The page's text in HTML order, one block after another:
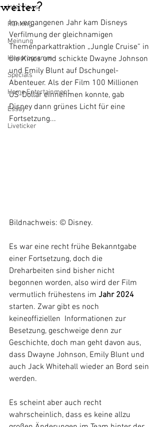
Interviews
Ranking
Meinung
Kinoprogramm
Specials
Home Entertainment
Essay
Liveticker
weiter?
Im vergangenen Jahr kam Disneys
Verfilmung der gleichnamigen
Themenparkattraktion „Jungle Cruise“ in
die Kinos und schickte Dwayne Johnson
und Emily Blunt auf Dschungel-
Abenteuer. Als der Film 100 Millionen
US-Dollar einnehmen konnte, gab
Disney dann grünes Licht für eine
Fortsetzung...
Bildnachweis: © Disney.
Es war eine recht frühe Bekanntgabe
einer Fortsetzung, doch die
Dreharbeiten sind bisher nicht
begonnen worden, also wird der Film
vermutlich frühestens im Jahr 2024
starten. Zwar gibt es noch
keineoffiziellen  Informationen zur
Besetzung, geschweige denn zur
Geschichte, doch man geht davon aus,
dass Dwayne Johnson, Emily Blunt und
auch Jack Whitehall wieder an Bord sein
werden.
Es scheint aber auch recht
wahrscheinlich, dass es keine allzu